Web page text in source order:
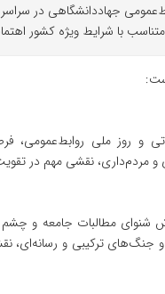
جهاددانشگاهی در
با شرایط ویژه کشور
و روز ملی روابط‌عمومی،
مردم‌داری، نقشی مهم در
مطالبات جامعه و چشم
و جنگ‌های ترکیبی و